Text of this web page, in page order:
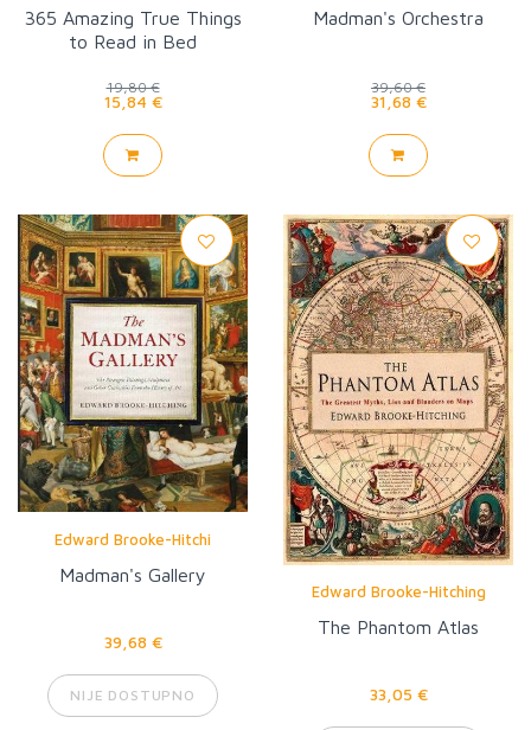
365 Amazing True Things
to Read in Bed
19,80 €
15,84 €
Madman's Orchestra
39,60 €
31,68 €
Edward Brooke-Hitchi
Madman's Gallery
39,68 €
NIJE DOSTUPNO
Edward Brooke-Hitching
The Phantom Atlas
33,05 €